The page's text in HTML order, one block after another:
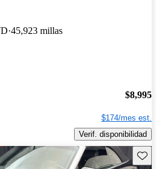
45,923 millas
$8,995
$174/mes est.
Verif. disponibilidad